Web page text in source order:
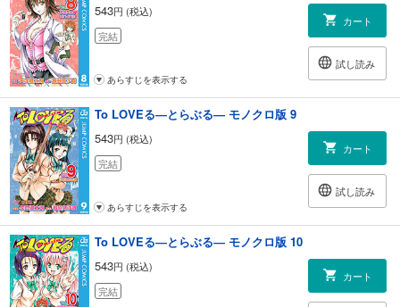
543円 (税込)
完結
カート
試し読み
あらすじを表示する
To LOVEる―とらぶる― モノクロ版 9
543円 (税込)
完結
カート
試し読み
あらすじを表示する
To LOVEる―とらぶる― モノクロ版 10
543円 (税込)
完結
カート